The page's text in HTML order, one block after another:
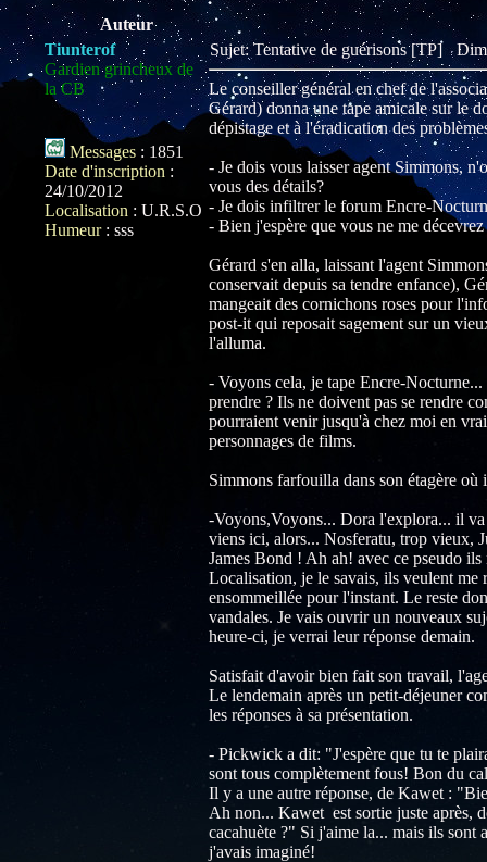
Auteur
Tiunterof
Gardien grincheux de
la CB
Messages : 1851
Date d'inscription :
24/10/2012
Localisation : U.R.S.O
Humeur: sss
Sujet: Tentative de guérisons [TP]
Le conseiller général en chef de
Gérard) donna une tape amicale sur le
dépistage et à l'éradication des
- Je dois vous laisser agent Simmons,
vous des détails?
- Je dois infiltrer le forum Encre-
- Bien j'espère que vous ne me décevrez
Gérard s'en alla, laissant l'agent
conservait depuis sa tendre enfance),
mangeait des cornichons roses pour
post-it qui reposait sagement sur un
l'alluma.
- Voyons cela, je tape Encre-
prendre ? Ils ne doivent pas se rendre
pourraient venir jusqu'à chez moi en
personnages de films.
Simmons farfouilla dans son étagère où
-Voyons,Voyons... Dora l'explora... il va
viens ici, alors... Nosferatu, trop vieux,
James Bond ! Ah ah! avec ce pseudo ils
Localisation, je le savais, ils veulent me
ensommeillée pour l'instant. Le reste
vandales. Je vais ouvrir un nouveaux
heure-ci, je verrai leur réponse demain.
Satisfait d'avoir bien fait son travail,
Le lendemain après un petit-déjeuner
les réponses à sa présentation.
- Pickwick a dit: "J'espère que tu te
sont tous complètement fous! Bon du
Il y a une autre réponse, de Kawet :
Ah non... Kawet est sortie juste après,
cacahuète ?" Si j'aime la... mais ils sont
j'avais imaginé!